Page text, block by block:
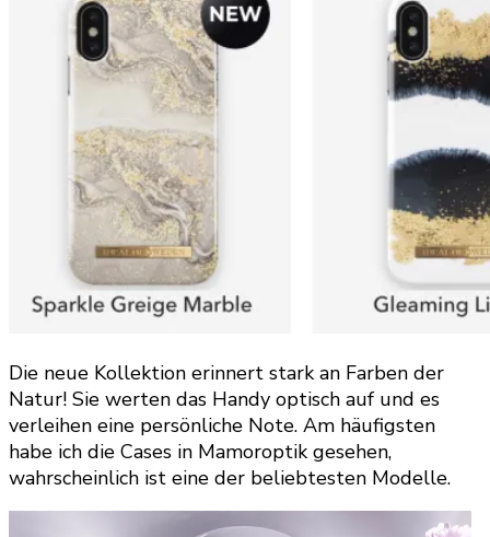
Die neue Kollektion erinnert stark an Farben der
Natur! Sie werten das Handy optisch auf und es
verleihen eine persönliche Note. Am häufigsten
habe ich die Cases in Mamoroptik gesehen,
wahrscheinlich ist eine der beliebtesten Modelle.